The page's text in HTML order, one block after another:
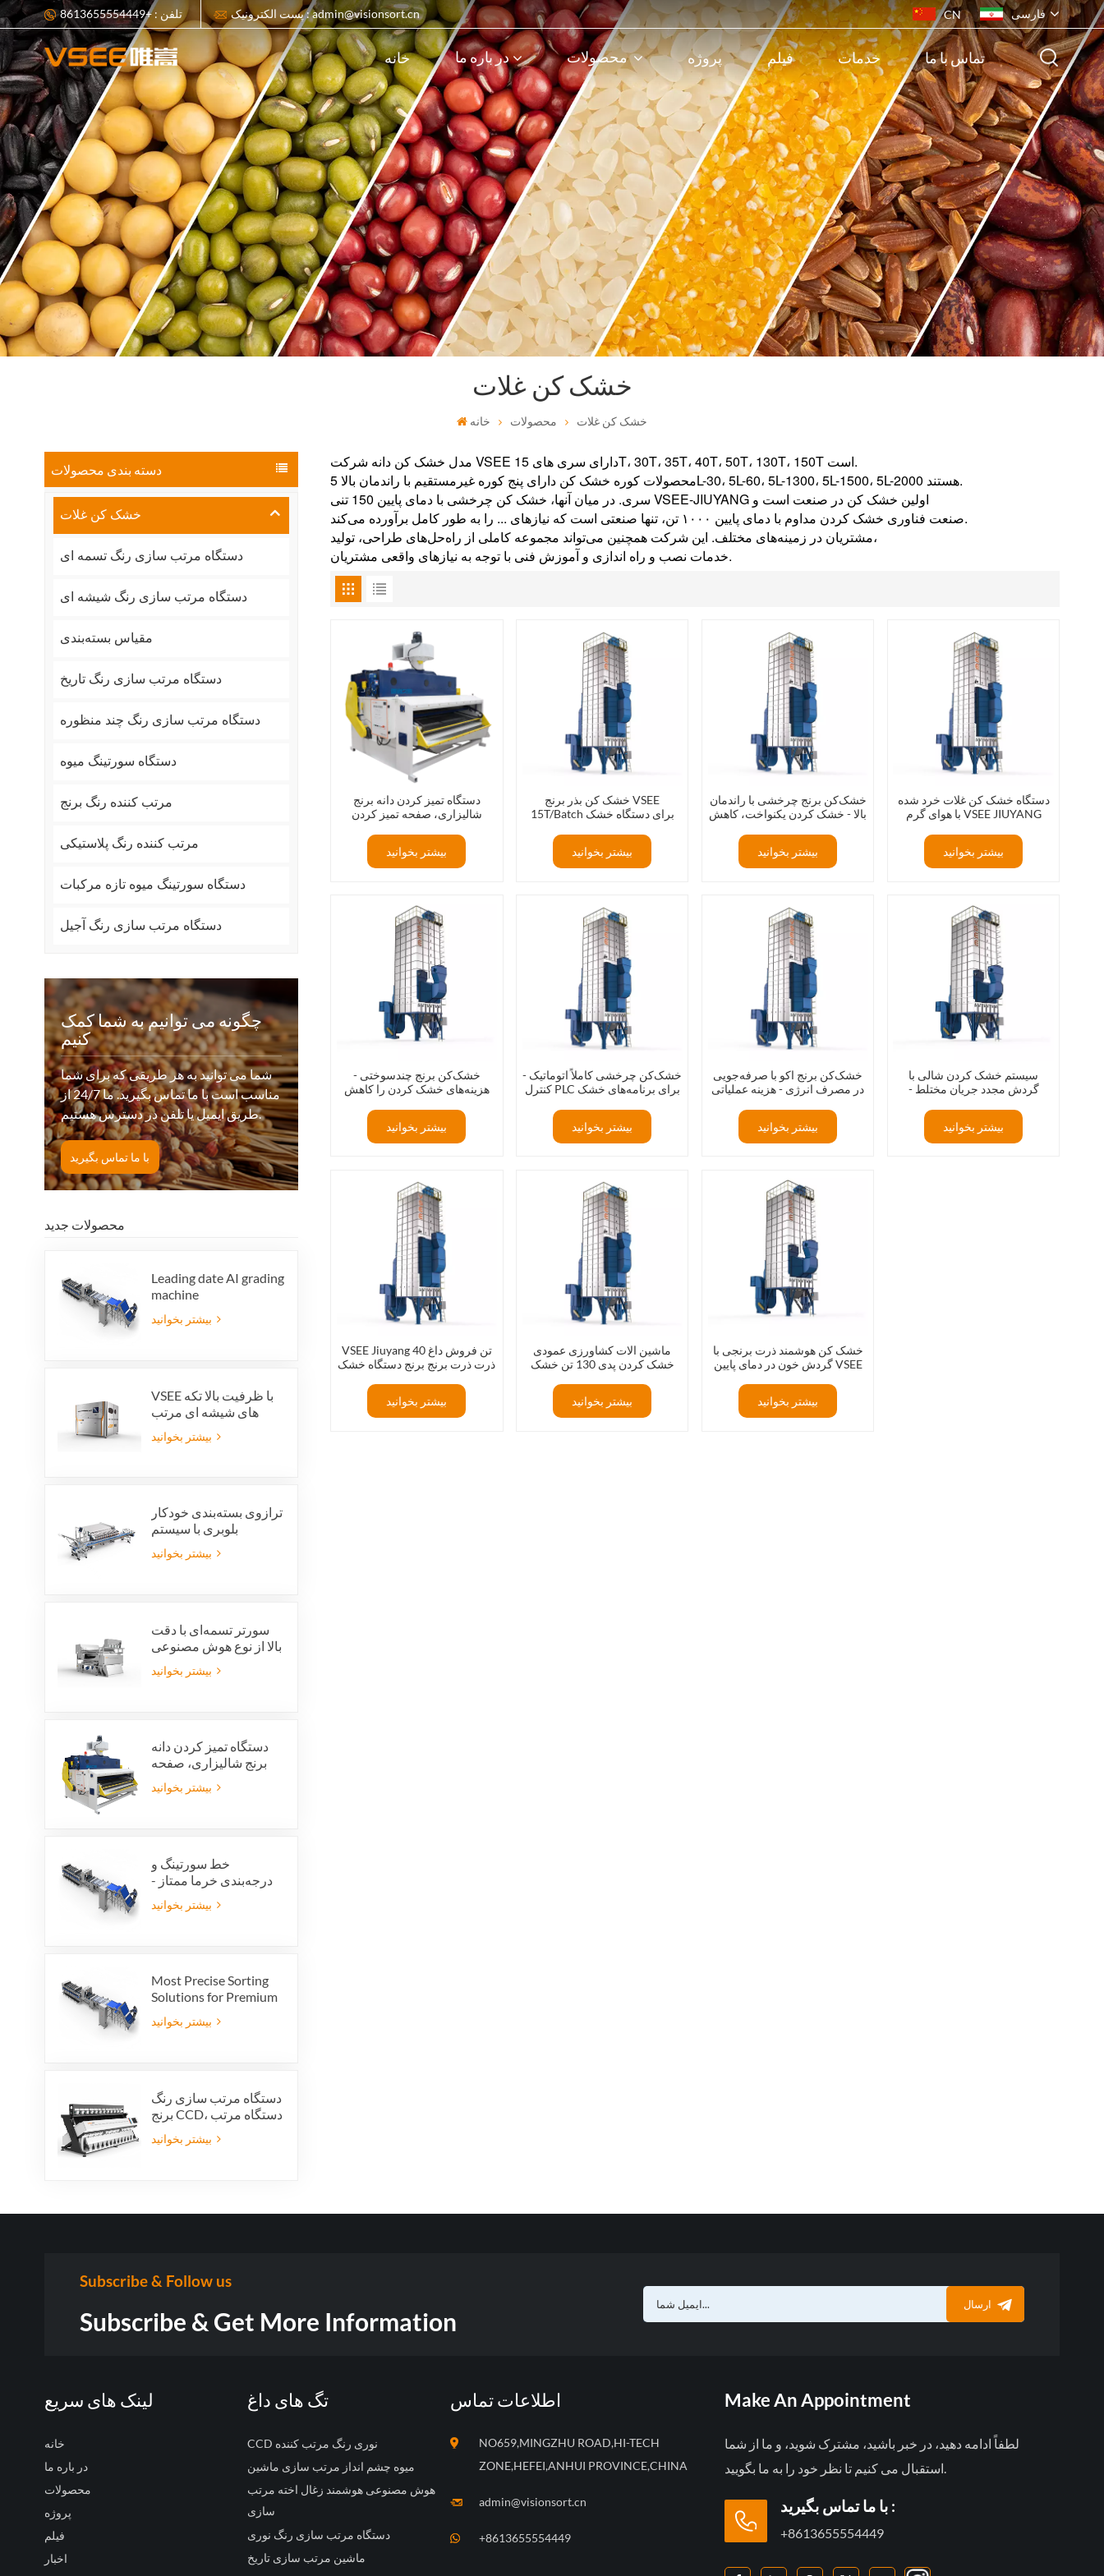
تلفن : +8613655554449 پست الکترونیک : admin@visionsort.cn CN فارسی
English
français
русский
español
português
ไทย
Indonesia
Tiếng việt
خانه در باره ما محصولات پروژه فیلم خدمات تماس با ما
خشک کن غلات
خانه محصولات خشک کن غلات
دسته بندی محصولات
خشک کن غلات
دستگاه مرتب سازی رنگ تسمه ای
دستگاه مرتب سازی رنگ شیشه ای
مقیاس بسته‌بندی
دستگاه مرتب سازی رنگ تاریخ
دستگاه مرتب سازی رنگ چند منظوره
دستگاه سورتینگ میوه
مرتب کننده رنگ برنج
مرتب کننده رنگ پلاستیکی
دستگاه سورتینگ میوه تازه مرکبات
دستگاه مرتب سازی رنگ آجیل
چگونه می توانیم به شما کمک
کنیم
شما می توانید به هر طریقی که برای شما
مناسب است با ما تماس بگیرید. ما 24/7 از
طریق ایمیل یا تلفن در دسترس هستیم.
با ما تماس بگیرید
محصولات جدید
Leading date AI grading
machine
VSEE با ظرفیت بالا تکه
های شیشه ای مرتب
مرتب سازی رنگ شیشه
ترازوی بسته‌بندی خودکار
بلوبری با سیستم
یکپارچه‌ی رد بسته‌بندی و
صرفه‌جویی در نیروی کار
سورتر تسمه‌ای با دقت
بالا از نوع هوش مصنوعی
ویژن
دستگاه تمیز کردن دانه
برنج شالیزاری، صفحه
تمیز کردن ارتعاشی
شالیزاری، الک ارتعاشی،
خط سورتینگ و
درجه‌بندی خرما ممتاز -
ارزش محصول و سود
صادراتی خود را افزایش
Most Precise Sorting
Solutions for Premium
Quality Dates, Date
Grader powered by
دستگاه مرتب سازی رنگ
برنج CCD، دستگاه مرتب
سازی خودکار شکل دانه
برنج، دستگاه مرتب
مدل خشک کن دانه شرکت VSEE دارای سری های 15T، 30T، 35T، 40T، 50T، 130T، 150T است.
محصولات کوره خشک کن دارای پنج کوره غیرمستقیم با راندمان بالا 5L-30، 5L-60، 5L-1300، 5L-1500، 5L-2000 هستند.
سری. در میان آنها، خشک کن چرخشی با دمای پایین 150 تنی VSEE-JIUYANG اولین خشک کن در صنعت است و
صنعت فناوری خشک کردن مداوم با دمای پایین ۱۰۰۰ تن، تنها صنعتی است که نیازهای ... را به طور کامل برآورده می‌کند.
مشتریان در زمینه‌های مختلف. این شرکت همچنین می‌تواند مجموعه کاملی از راه‌حل‌های طراحی، تولید،
خدمات نصب و راه اندازی و آموزش فنی با توجه به نیازهای واقعی مشتریان.
دستگاه تمیز کردن دانه برنج
شالیزاری، صفحه تمیز کردن
بیشتر بخوانید
خشک کن بذر برنج VSEE
15T/Batch برای دستگاه خشک
بیشتر بخوانید
خشک‌کن برنج چرخشی با راندمان
بالا - خشک کردن یکنواخت، کاهش
بیشتر بخوانید
دستگاه خشک کن غلات خرد شده
با هوای گرم VSEE JIUYANG
ذرت و گندم / قیمت خشک کن
برنج
بیشتر بخوانید
خشک‌کن برنج چندسوختی -
هزینه‌های خشک کردن را کاهش
بیشتر بخوانید
خشک‌کن چرخشی کاملاً اتوماتیک -
کنترل PLC برای برنامه‌های خشک
بیشتر بخوانید
خشک‌کن برنج اکو با صرفه‌جویی
در مصرف انرژی - هزینه عملیاتی
بیشتر بخوانید
سیستم خشک کردن شالی با
گردش مجدد جریان مختلط -
بیشتر بخوانید
VSEE Jiuyang 40 تن فروش داغ
ذرت ذرت برنج برنج دستگاه خشک
بیشتر بخوانید
ماشین الات کشاورزی عمودی
خشک کردن پدی 130 تن خشک
بیشتر بخوانید
خشک کن هوشمند ذرت برنجی با
گردش خون در دمای پایین VSEE
بیشتر بخوانید
Subscribe & Follow us
Subscribe & Get More Information
ارسال
لینک های سریع
خانه
در باره ما
محصولات
پروژه
فیلم
اخبار
تگ های داغ
CCD نوری رنگ مرتب کننده
میوه چشم انداز مرتب سازی ماشین
هوش مصنوعی هوشمند زغال اخته مرتب
سازی
دستگاه مرتب سازی رنگ نوری
ماشین مرتب سازی تاریخ
اطلاعات تماس
NO659,MINGZHU ROAD,HI-TECH
ZONE,HEFEI,ANHUI PROVINCE,CHINA
admin@visionsort.cn
+8613655554449
Make An Appointment
لطفاً ادامه دهید، در خبر باشید، مشترک شوید، و ما از شما
استقبال می کنیم تا نظر خود را به ما بگویید.
با ما تماس بگیرید :
+8613655554449